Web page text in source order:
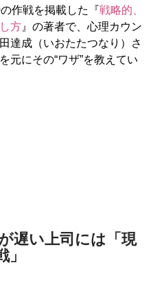
作戦を掲載した『戦略的、
方 』の著者で、心理カウン
達成（いおたたつなり）さ
元にその“ワザ”を教えてい
遅い上司には「現